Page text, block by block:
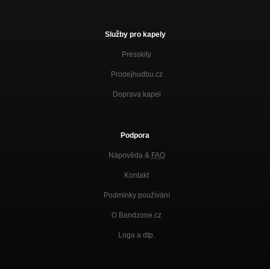
Služby pro kapely
Presskity
Prodejhudbu.cz
Doprava kapel
Podpora
Nápověda & FAQ
Kontakt
Podmínky používání
O Bandzone.cz
Loga a dtp.